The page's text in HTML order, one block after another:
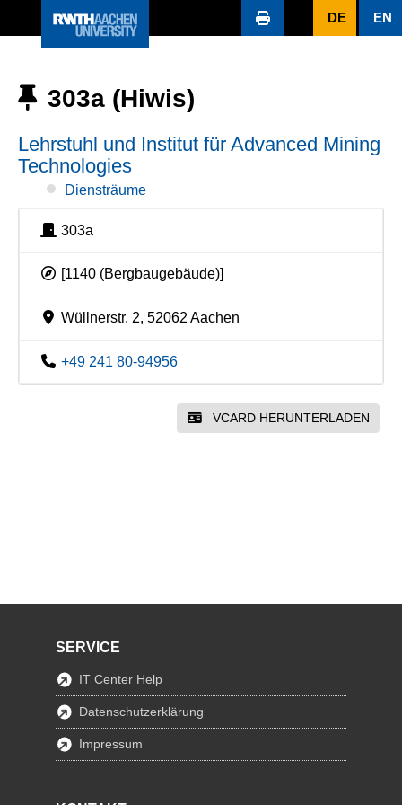
DE EN
303a (Hiwis)
Lehrstuhl und Institut für Advanced Mining
Technologies
Diensträume
303a
[1140 (Bergbaugebäude)]
Wüllnerstr. 2, 52062 Aachen
+49 241 80-94956
VCARD HERUNTERLADEN
SERVICE
IT Center Help
Datenschutzerklärung
Impressum